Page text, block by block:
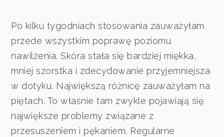
Po kilku tygodniach stosowania zauważyłam
przede wszystkim poprawę poziomu
nawilżenia. Skóra stała się bardziej miękka,
mniej szorstka i zdecydowanie przyjemniejsza
w dotyku. Największą różnicę zauważyłam na
piętach. To właśnie tam zwykle pojawiają się
największe problemy związane z
przesuszeniem i pękaniem. Regularne